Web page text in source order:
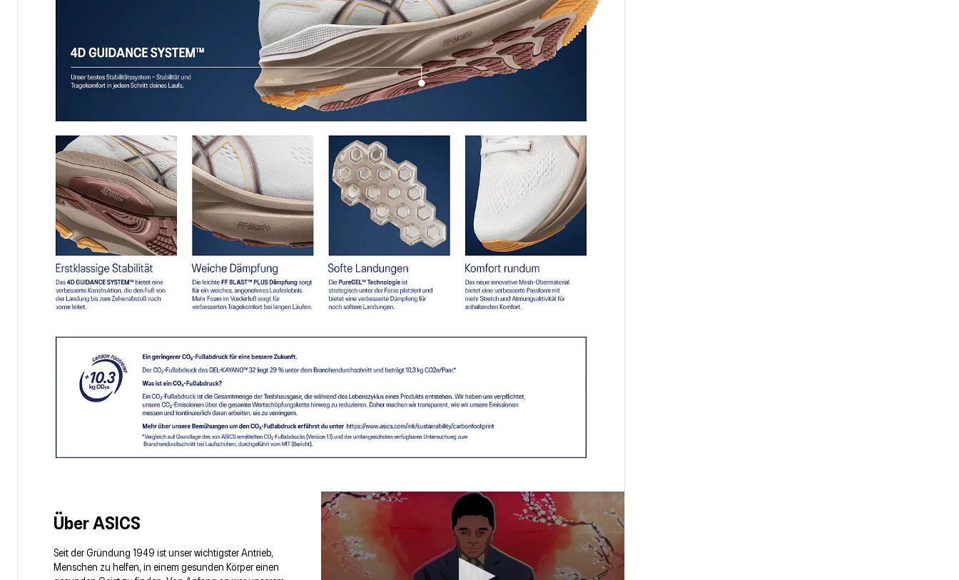
Über ASICS
Seit der Gründung 1949 ist unser wichtigster Antrieb,
Menschen zu helfen, in einem gesunden Körper einen